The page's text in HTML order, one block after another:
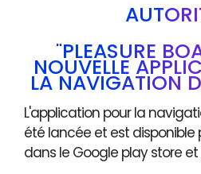
"PLEASURE
NOUVELLE
LA NAVIGATION
L'application pour la
été lancée et est disponible
dans le Google play store et